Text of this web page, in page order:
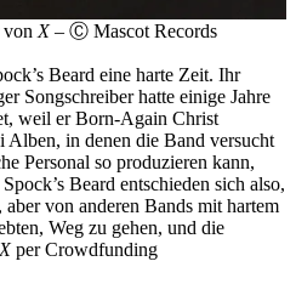
von X– Ⓒ Mascot Records
Beard eine harte Zeit. Ihr
Songschreiber hatte einige Jahre
weil er Born-Again Christ
Alben, in denen die Band versucht
Personal so produzieren kann,
Beard entschieden sich also,
von anderen Bands mit hartem
Weg zu gehen, und die
Xper Crowdfunding